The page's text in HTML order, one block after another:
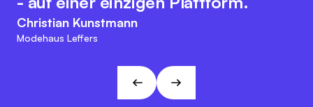
Nachorder deutlich vereinfacht.
Marc Ramelow
Christian Kunstmann
Modehaus Leffers
agilen Charakter. Diese
Herangehensweise passt zu den